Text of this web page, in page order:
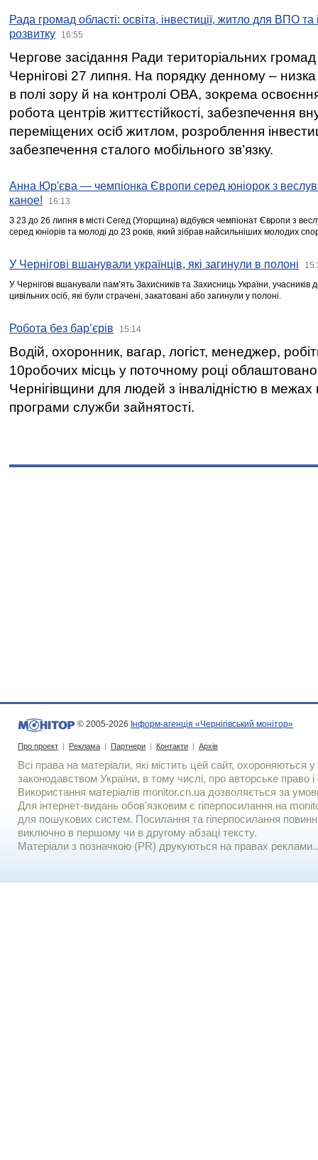
Рада громад області: освіта, інвестиції, житло для ВПО
розвитку
16:55
Чергове засідання Ради територіальних громад
Чернігові 27 липня. На порядку денному –
в полі зору й на контролі ОВА, зокрема освоєння
робота центрів життєстійкості, забезпечення
переміщених осіб житлом, розроблення
забезпечення сталого мобільного зв’язку.
Анна Юр'єва — чемпіонка Європи серед юніорок з
каное!
16:13
З 23 до 26 липня в місті Сегед (Угорщина) відбувся чемпіонат Європи з
серед юніорів та молоді до 23 років, який зібрав найсильніших молодих
У Чернігові вшанували українців, які загинули в полоні
У Чернігові вшанували пам’ять Захисників та Захисниць України,
цивільних осіб, які були страчені, закатовані або загинули у полоні.
Робота без бар’єрів 15:14
Водій, охоронник, вагар, логіст, менеджер,
10робочих місць у поточному році
Чернігівщини для людей з інвалідністю в межах
програми служби зайнятості.
© 2005-2026 Інформ-агенція «Чернігівський монітор»
Про проект | Реклама | Партнери | Контакти | Архів
Всі права на матеріали, які містить цей сайт, охороняються у
законодавством України, в тому числі, про авторське право і
Використання матерiалiв monitor.cn.ua дозволяється за
Для iнтернет-видань обов'язковим є гiперпосилання на
для пошукових систем. Посилання та гіперпосилання
виключно в першому чи в другому абзаці тексту.
Матеріали з позначкою (PR) друкуються на правах реклами..